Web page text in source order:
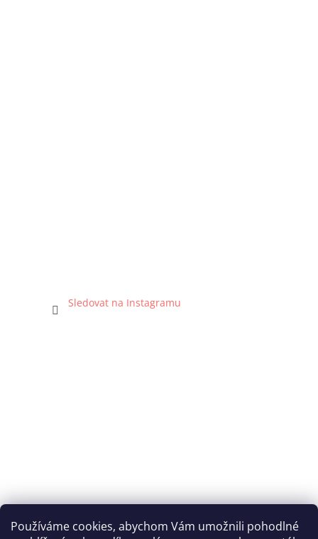
Používáme cookies, abychom Vám umožnili pohodlné
Sledovat na Instagramu